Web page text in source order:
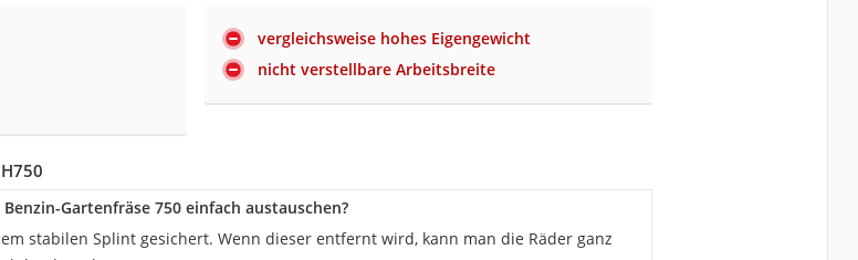
vergleichsweise hohes Eigengewicht
nicht verstellbare Arbeitsbreite
Gartenfräse 750 einfach austauschen?
stabilen Splint gesichert. Wenn dieser entfernt wird, kann man die Räder ganz